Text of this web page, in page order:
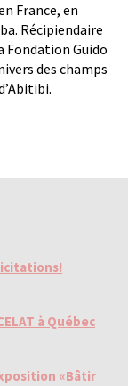
France, en
Récipiendaire
Fondation Guido
des champs
à Québec
«Bâtir